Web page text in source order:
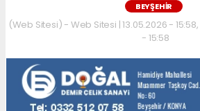
BEYŞEHIR
(Web Sitesi) - Web Sitesi | 13.05.2026 -
- 15:58